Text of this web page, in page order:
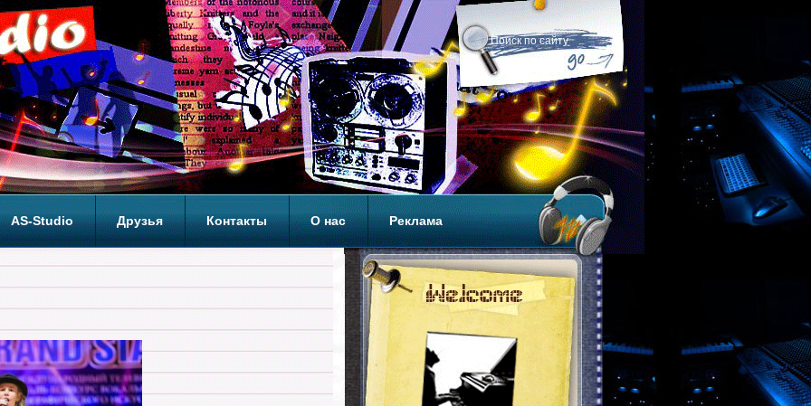
AS-Studio Друзья Контакты О нас Реклама